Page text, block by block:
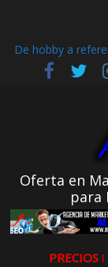
De hobby a
impacto en el
Radio Taxi en
Maximiza la
Stop Fly Guía
Oferta en
para
PRECIOS ǀ